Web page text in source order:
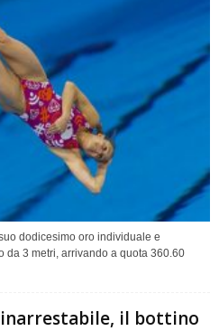
dodicesimo oro individuale e
da 3 metri, arrivando a quota 360.60
inarrestabile, il bottino